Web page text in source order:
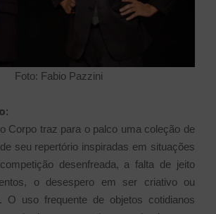
Foto: Fabio Pazzini
Corpo traz para o palco uma coleção de
seu repertório inspiradas em situações
desenfreada, a falta de jeito
o desespero em ser criativo ou
O uso frequente de objetos cotidianos